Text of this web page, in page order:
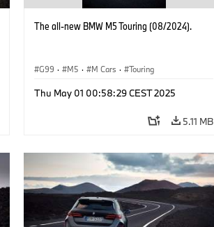
The all-new BMW M5 Touring (08/2024).
G99 · M5 · M Cars · Touring
Thu May 01 00:58:29 CEST 2025
5.11 MB